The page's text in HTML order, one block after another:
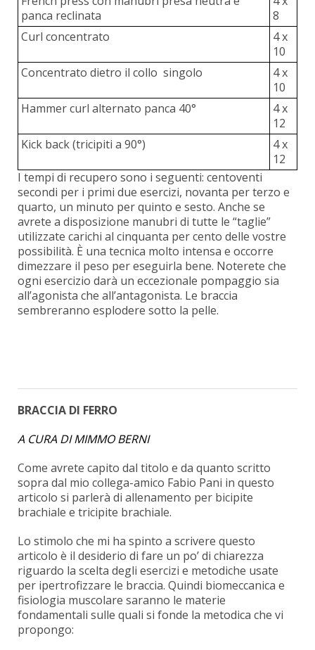
panca reclinata
8
Curl concentrato
4 x
10
Concentrato dietro il collo singolo
4 x
10
Hammer curl alternato panca 40°
4 x
12
Kick back (tricipiti a 90°)
4 x
12
I tempi di recupero sono i seguenti: centoventi
secondi per i primi due esercizi, novanta per terzo e
quarto, un minuto per quinto e sesto. Anche se
avrete a disposizione manubri di tutte le “taglie”
utilizzate carichi al cinquanta per cento delle vostre
possibilità. È una tecnica molto intensa e occorre
dimezzare il peso per eseguirla bene. Noterete che
ogni esercizio darà un eccezionale pompaggio sia
all’agonista che all’antagonista. Le braccia
sembreranno esplodere sotto la pelle.
BRACCIA DI FERRO
A CURA DI MIMMO BERNI
Come avrete capito dal titolo e da quanto scritto
sopra dal mio collega-amico Fabio Pani in questo
articolo si parlerà di allenamento per bicipite
brachiale e tricipite brachiale.
Lo stimolo che mi ha spinto a scrivere questo
articolo è il desiderio di fare un po’ di chiarezza
riguardo la scelta degli esercizi e metodiche usate
per ipertrofizzare le braccia. Quindi biomeccanica e
fisiologia muscolare saranno le materie
fondamentali sulle quali si fonde la metodica che vi
propongo: